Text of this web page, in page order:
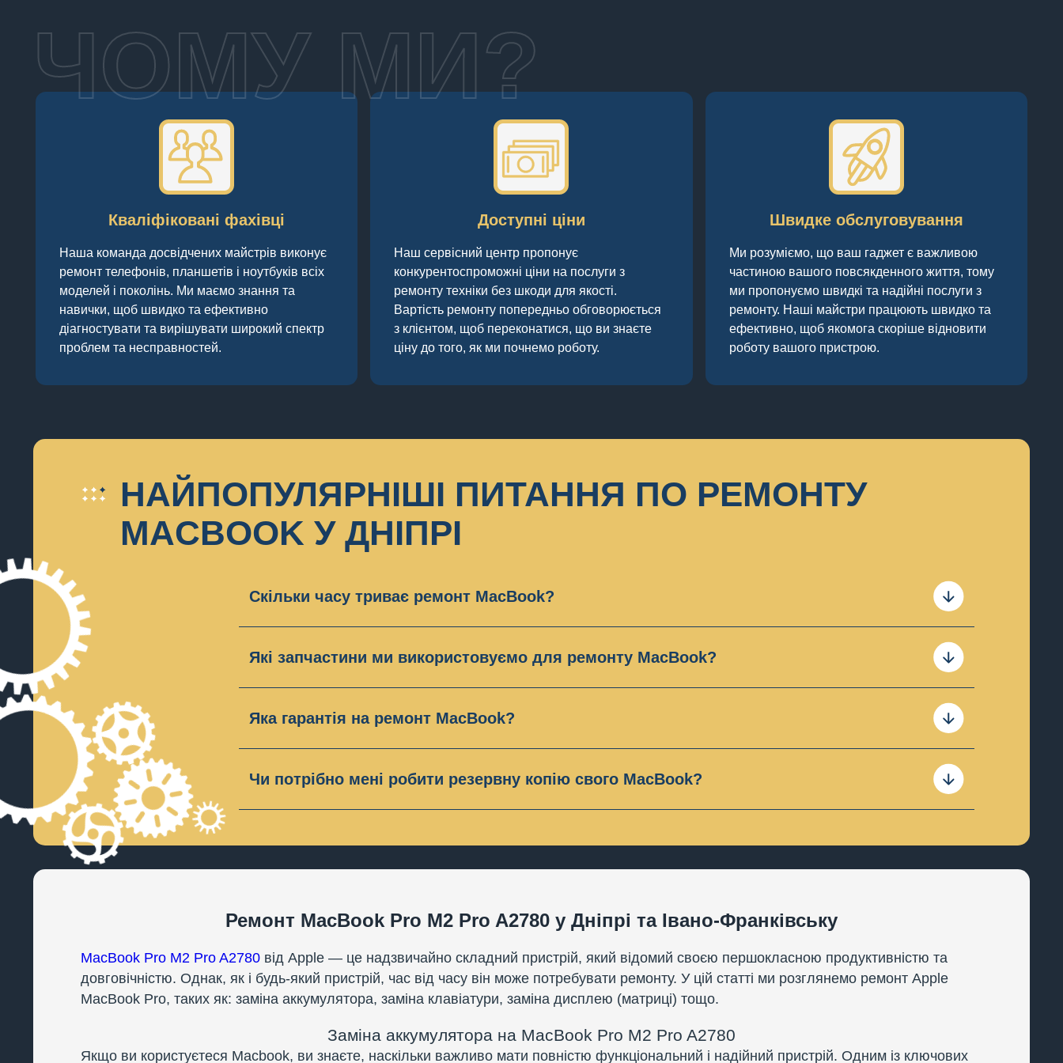
ЧОМУ МИ?
Кваліфіковані фахівці
Наша команда досвідчених майстрів виконує
ремонт телефонів, планшетів і ноутбуків всіх
моделей і поколінь. Ми маємо знання та
навички, щоб швидко та ефективно
діагностувати та вирішувати широкий спектр
проблем та несправностей.
Доступні ціни
Наш сервісний центр пропонує
конкурентоспроможні ціни на послуги з
ремонту техніки без шкоди для якості.
Вартість ремонту попередньо обговорюється
з клієнтом, щоб переконатися, що ви знаєте
ціну до того, як ми почнемо роботу.
Швидке обслуговування
Ми розуміємо, що ваш гаджет є важливою
частиною вашого повсякденного життя, тому
ми пропонуємо швидкі та надійні послуги з
ремонту. Наші майстри працюють швидко та
ефективно, щоб якомога скоріше відновити
роботу вашого пристрою.
НАЙПОПУЛЯРНІШІ ПИТАННЯ ПО РЕМОНТУ
MACBOOK У ДНІПРІ
Скільки часу триває ремонт MacBook?
Зазвичай ремонт MacBook у Дніпрі займає 4-6 годин. Виключення складає ремонт по платі. Він
Які запчастини ми використовуємо для ремонту MacBook?
Наш сервісний центр використовує тільки оригінальні запчастини. Виключення складають тількі
високої якості (OEM)
Яка гарантія на ремонт MacBook?
Ми надаємо гарантію на свою роботу і запчастини до 6 місяців. Гарантія не розповсюджується
Чи потрібно мені робити резервну копію свого MacBook?
В більшості випадків робити резервну копію MacBook не потрібно, якщо в цьому буде
Ремонт MacBook Pro M2 Pro A2780 у Дніпрі та Івано-Франківську
MacBook Pro M2 Pro A2780 від Apple — це надзвичайно складний пристрій, який відомий своєю першокласною продуктивністю та
довговічністю. Однак, як і будь-який пристрій, час від часу він може потребувати ремонту. У цій статті ми розглянемо ремонт Apple
MacBook Pro, таких як: заміна аккумулятора, заміна клавіатури, заміна дисплею (матриці) тощо.
Заміна аккумулятора на MacBook Pro M2 Pro A2780
Якщо ви користуєтеся Macbook, ви знаєте, наскільки важливо мати повністю функціональний і надійний пристрій. Одним із ключових